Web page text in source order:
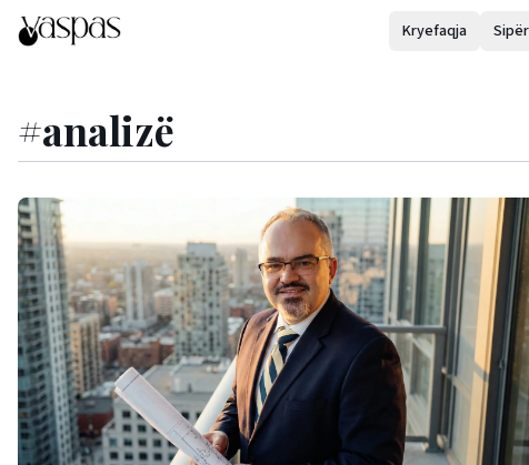
Kryefaqja
#analizë